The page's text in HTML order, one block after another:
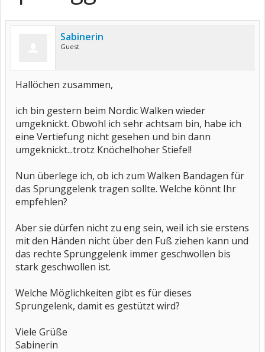
Sabinerin
Guest
Hallöchen zusammen,
ich bin gestern beim Nordic Walken wieder
umgeknickt. Obwohl ich sehr achtsam bin, habe ich
eine Vertiefung nicht gesehen und bin dann
umgeknickt...trotz Knöchelhoher Stiefel!
Nun überlege ich, ob ich zum Walken Bandagen für
das Sprunggelenk tragen sollte. Welche könnt Ihr
empfehlen?
Aber sie dürfen nicht zu eng sein, weil ich sie erstens
mit den Händen nicht über den Fuß ziehen kann und
das rechte Sprunggelenk immer geschwollen bis
stark geschwollen ist.
Welche Möglichkeiten gibt es für dieses
Sprungelenk, damit es gestützt wird?
Viele Grüße
Sabinerin